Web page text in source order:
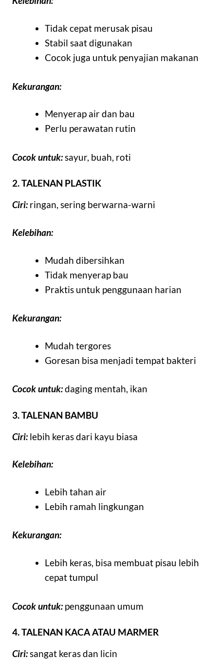
Tidak cepat merusak pisau
Stabil saat digunakan
Cocok juga untuk penyajian makanan
Kekurangan:
Menyerap air dan bau
Perlu perawatan rutin
Cocok untuk:sayur, buah, roti
2. TALENAN PLASTIK
Ciri: ringan, sering berwarna-warni
Kelebihan:
Mudah dibersihkan
Tidak menyerap bau
Praktis untuk penggunaan harian
Kekurangan:
Mudah tergores
Goresan bisa menjadi tempat bakteri
Cocok untuk:daging mentah, ikan
3. TALENAN BAMBU
Ciri: lebih keras dari kayu biasa
Kelebihan:
Lebih tahan air
Lebih ramah lingkungan
Kekurangan:
Lebih keras, bisa membuat pisau lebih
cepat tumpul
Cocok untuk: penggunaan umum
4. TALENAN KACA ATAU MARMER
Ciri:sangat keras dan licin